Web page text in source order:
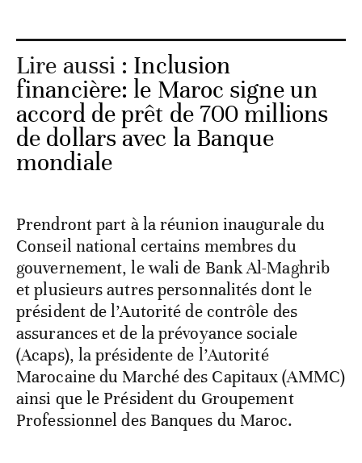
Lire aussi : Inclusion
financière: le Maroc signe un
accord de prêt de 700 millions
de dollars avec la Banque
mondiale
Prendront part à la réunion inaugurale du
Conseil national certains membres du
gouvernement, le wali de Bank Al-Maghrib
et plusieurs autres personnalités dont le
président de l’Autorité de contrôle des
assurances et de la prévoyance sociale
(Acaps), la présidente de l’Autorité
Marocaine du Marché des Capitaux (AMMC)
ainsi que le Président du Groupement
Professionnel des Banques du Maroc.